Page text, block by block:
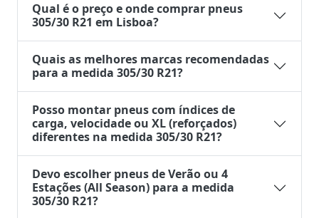
Qual é o preço e onde comprar pneus
305/30 R21 em Lisboa?
Quais as melhores marcas recomendadas
para a medida 305/30 R21?
Posso montar pneus com índices de
carga, velocidade ou XL (reforçados)
diferentes na medida 305/30 R21?
Devo escolher pneus de Verão ou 4
Estações (All Season) para a medida
305/30 R21?